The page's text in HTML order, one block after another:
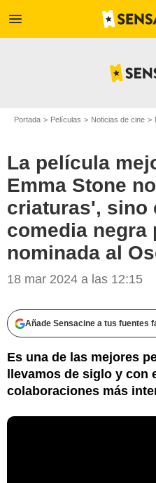
menu
Portada Películas Noticias de cine
La película
Emma Stone
criaturas', sino
comedia negra
nominada al
18 mar 2024 a las 12:15
Añade Sensacine a tus fuentes
Es una de las mejores
llevamos de siglo y con
colaboraciones más